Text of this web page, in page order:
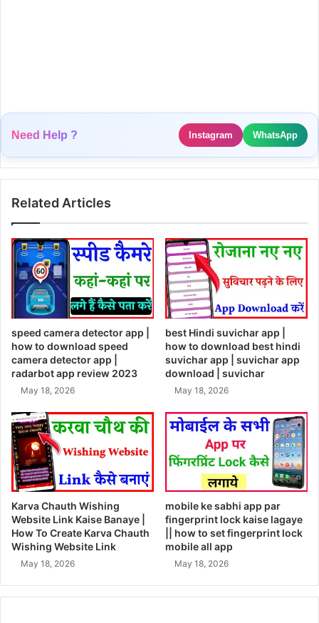
Need Help ? Instagram WhatsApp
Related Articles
speed camera detector app |
how to download speed
camera detector app |
radarbot app review 2023
May 18, 2026
best Hindi suvichar app |
how to download best hindi
suvichar app | suvichar app
download | suvichar
May 18, 2026
Karva Chauth Wishing
Website Link Kaise Banaye |
How To Create Karva Chauth
Wishing Website Link
May 18, 2026
mobile ke sabhi app par
fingerprint lock kaise lagaye
|| how to set fingerprint lock
mobile all app
May 18, 2026